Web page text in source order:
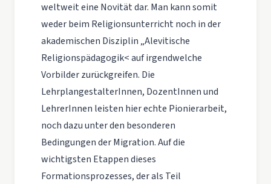
weltweit eine Novität dar. Man kann somit
weder beim Religionsunterricht noch in der
akademischen Disziplin „Alevitische
Religionspädagogik< auf irgendwelche
Vorbilder zurückgreifen. Die
LehrplangestalterInnen, DozentInnen und
LehrerInnen leisten hier echte Pionierarbeit,
noch dazu unter den besonderen
Bedingungen der Migration. Auf die
wichtigsten Etappen dieses
Formationsprozesses, der als Teil